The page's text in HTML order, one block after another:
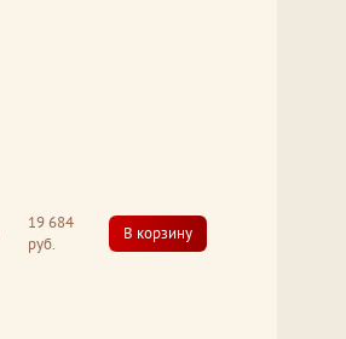
19 684
руб.
В корзину